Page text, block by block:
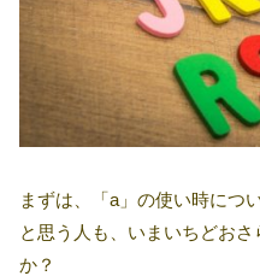
まずは、「a」の使い時につい
と思う人も、いまいちどお
か？